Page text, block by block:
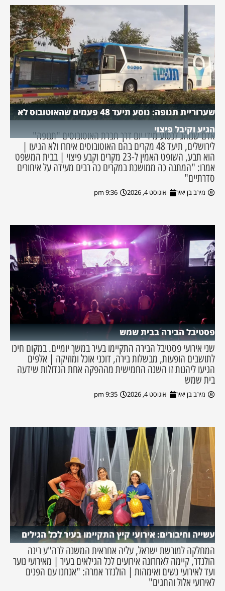
שערוריית תנופה: נוסע תיעד 48 פעמים שהאוטובוס לא
הגיע וקיבל פיצוי
אדם שנוהג לנסוע מידי יום דרך חברת האוטובוסים "תנופה"
לירושלים, תיעד 48 מקרים בהם האוטובוסים איחרו ולא הגיעו |
הוא תבע, השופט האמין ל-23 מקרים וקבע פיצוי | בבית המשפט
אמרו: "המתנה כה ממושכת במקרים כה רבים מעידה על איחורים
סדרתיים"
מירב בן יאיר אוגוסט 4, 2026 9:36 pm
פסטיבל הבירה בבית שמש
שני אירועי פסטיבל הבירה התקיימו בעיר במשך יומיים. במקום חיכו
לתושבים הופעות, מבשלות בירה, דוכני אוכל ומוזיקה | אלפים
הגיעו ליהנות זו השנה החמישית מההפקה אחת הגדולות שידעה
בית שמש
מירב בן יאיר אוגוסט 4, 2026 9:35 pm
עשייה וחיבורים: אירועי קיץ התקיימו בעיר לכל הגילים
המחלקה למורשת ישראל, עליה אחראית המשנה לרה"ע רינה
הולנדר, קיימה לאחרונה אירועים לכל הגילאים בעיר | מאירועי נוער
ועד לאירועי נשים ואימהות | הולנדר אמרה: "אנחנו עם הפנים
לאירועי אלול והחגים"